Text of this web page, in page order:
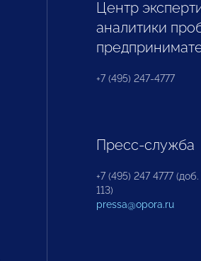
Центр
аналитики
+7 (495) 247-4777
Пресс-служба
+7 (495) 247 4777 (доб.
113)
pressa@opora.ru